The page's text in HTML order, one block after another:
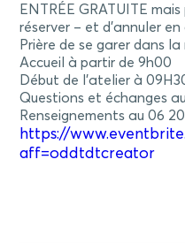
ENTRÉE GRATUITE
réserver – et d’annuler en
Prière de se garer dans la
Accueil à partir de 9h00
Début de l’atelier à
Questions et échanges
Renseignements au 06
https://
aff=oddtdtcreator